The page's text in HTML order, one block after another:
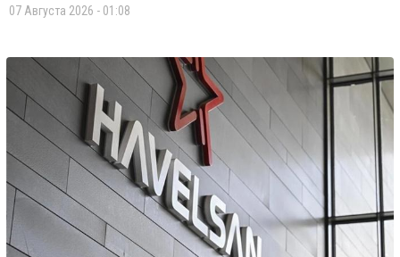
07 Августа 2026 - 01:08